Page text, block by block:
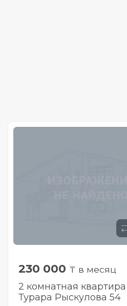
230 000 ₸ в месяц
2 комнатная
Турара Рыскулова 54